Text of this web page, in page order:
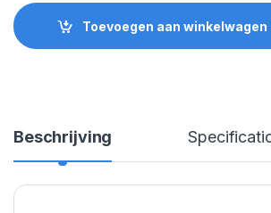
Toevoegen aan winkelwagen
Beschrijving